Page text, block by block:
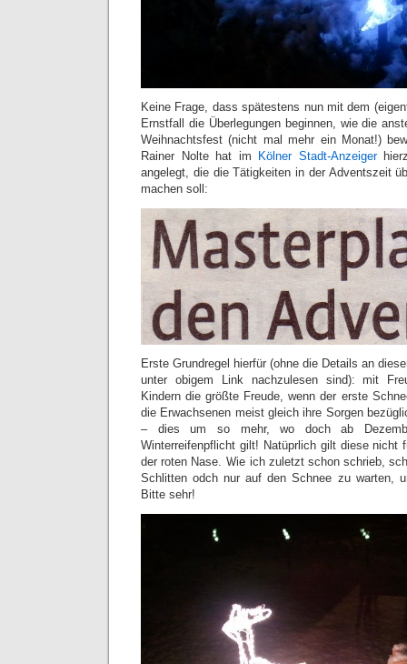
Keine Frage, dass spätestens nun mit dem
Ernstfall die Überlegungen beginnen, wie die
Weihnachtsfest (nicht mal mehr ein Monat!)
Rainer Nolte hat im
Kölner Stadt-Anzeiger
angelegt, die die Tätigkeiten in der Adventszeit
machen soll:
Erste Grundregel hierfür (ohne die Details an
unter obigem Link nachzulesen sind): mit
Kindern die größte Freude, wenn der erste
die Erwachsenen meist gleich ihre Sorgen
– dies um so mehr, wo doch ab
Winterreifenpflicht gilt! Natüprlich gilt diese nicht
der roten Nase. Wie ich zuletzt schon schrieb,
Schlitten odch nur auf den Schnee zu warten,
Bitte sehr!